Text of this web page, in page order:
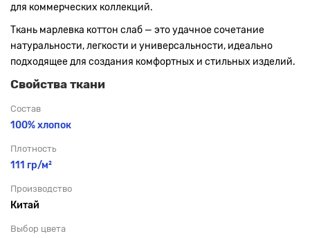
для коммерческих коллекций.
Ткань марлевка коттон слаб — это удачное сочетание
натуральности, легкости и универсальности, идеально
подходящее для создания комфортных и стильных изделий.
Свойства ткани
Состав
100% хлопок
Плотность
111 гр/м²
Производство
Китай
Выбор цвета